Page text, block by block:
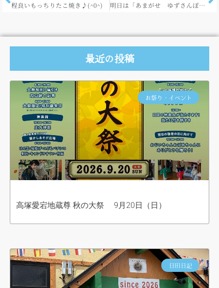
程良いもっちりたこ焼き♪(^0^) 明日は「あまがせ ゆずさんぽ」最終日！
最近の投稿
お祭り・イベント
高塚愛宕地蔵尊 秋の大祭 9月20日（日）
日田日記